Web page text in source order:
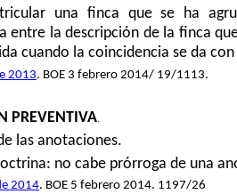
una finca que se ha
entre la descripción de la finca
cuando la coincidencia se da
2013. BOE 3 febrero 2014/ 19/1113.
PREVENTIVA.
las anotaciones.
no cabe prórroga de una
2014. BOE 5 febrero 2014. 1197/26